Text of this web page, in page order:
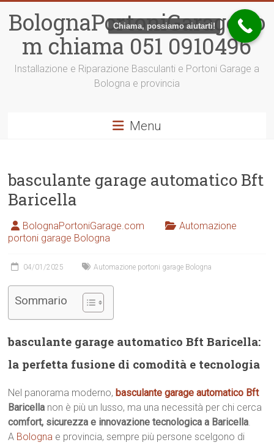
contenuto
BolognaPortoniGarage.co
m chiama 051 0910496
Installazione e Riparazione Basculanti e Portoni Garage a
Bologna e provincia
Menu
basculante garage automatico Bft
Baricella
BolognaPortoniGarage.com
Automazione
portoni garage Bologna
04/01/2025 Automazione portoni garage Bologna
Sommario
basculante garage automatico Bft Baricella:
la perfetta fusione di comodità e tecnologia
Nel panorama moderno,basculante garage automatico Bft
Baricella non è più un lusso, ma una necessità per chi cerca
comfort, sicurezza e innovazione tecnologica a Baricella.
A Bologna e provincia, sempre più persone scelgono di
Chiama, possiamo aiutarti!